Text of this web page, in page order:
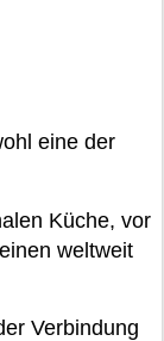
eine der
Küche, vor
weltweit
Verbindung